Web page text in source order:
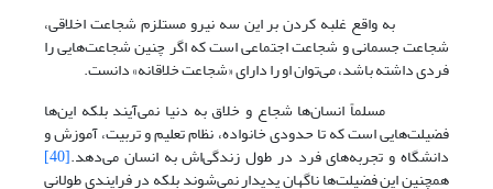
به واقع غلبه کردن بر این سه نیرو مستلزم شجاعت اخلاقی،
شجاعت جسمانی و شجاعت اجتماعی است که اگر چنین شجاعت‌هایی را
فردی داشته باشد، می‌توان او را دارای «شجاعت خلاقانه» دانست.
مسلماً انسان‌ها شجاع و خلاق به دنیا نمی‌آیند بلکه این‌ها
فضیلت‌هایی است که تا حدودی خانواده، نظام تعلیم و تربیت، آموزش و
دانشگاه و تجربه‌های فرد در طول زندگی‌اش به انسان می‌دهد.[40]
همچنین این فضیلت‌ها ناگهان پدیدار نمی‌شوند بلکه در فرایندی طولانی